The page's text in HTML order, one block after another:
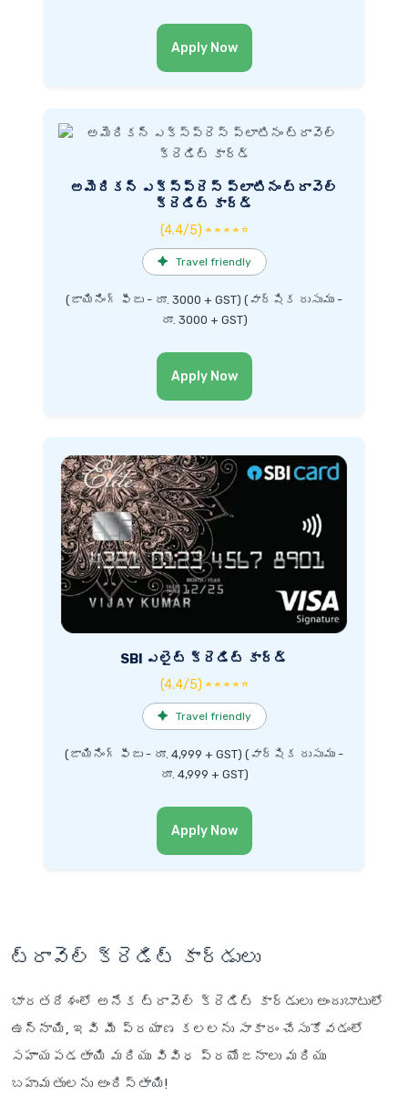
Apply Now
అమెరికన్ ఎక్స్‌ప్రెస్ ప్లాటినం ట్రావెల్
క్రెడిట్ కార్డ్
(4.4/5) ★ ★ ★ ★ ☆
✦ Travel friendly
(జాయినింగ్ ఫీజు - రూ. 3000 + GST) (వార్షిక రుసుము -
రూ. 3000 + GST)
Apply Now
SBI ఎలైట్ క్రెడిట్ కార్డ్
(4.4/5) ★ ★ ★ ★ ☆
✦ Travel friendly
(జాయినింగ్ ఫీజు - రూ. 4,999 + GST) (వార్షిక రుసుము -
రూ. 4,999 + GST)
Apply Now
ట్రావెల్ క్రెడిట్ కార్డులు
భారతదేశంలో అనేక ట్రావెల్ క్రెడిట్ కార్డులు అందుబాటులో
ఉన్నాయి, ఇవి మీ ప్రయాణ కలలను సాకారం చేసుకోవడంలో
సహాయపడతాయి మరియు వివిధ ప్రయోజనాలు మరియు
బహుమతులను అందిస్తాయి!